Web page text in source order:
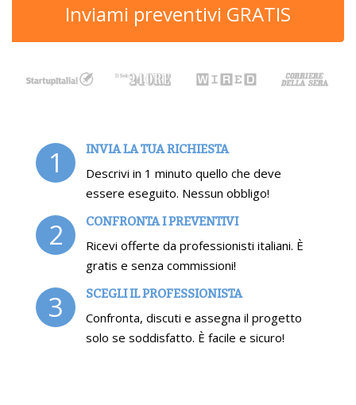
Inviami preventivi GRATIS
1 INVIA LA TUA RICHIESTA
Descrivi in 1 minuto quello che deve
essere eseguito. Nessun obbligo!
2 CONFRONTA I PREVENTIVI
Ricevi offerte da professionisti italiani. È
gratis e senza commissioni!
3 SCEGLI IL PROFESSIONISTA
Confronta, discuti e assegna il progetto
solo se soddisfatto. È facile e sicuro!